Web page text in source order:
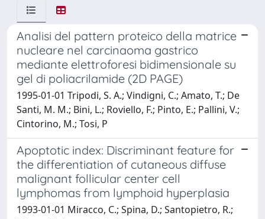
Analisi del pattern proteico della matrice
nucleare nel carcinaoma gastrico
mediante elettroforesi bidimensionale su
gel di poliacrilamide (2D PAGE)
1995-01-01 Tripodi, S. A.; Vindigni, C.; Amato, T.; De
Santi, M. M.; Bini, L.; Roviello, F.; Pinto, E.; Pallini, V.;
Cintorino, M.; Tosi, P
Apoptotic index: Discriminant feature for
the differentiation of cutaneous diffuse
malignant follicular center cell
lymphomas from lymphoid hyperplasia
1993-01-01 Miracco, C.; Spina, D.; Santopietro, R.;